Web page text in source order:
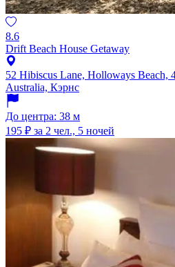
8.6
Drift Beach House Getaway
52 Hibiscus Lane, Holloways Beach,
Australia, Кэрнс
До центра: 38 м
195 ₽ за 2 чел., 5 ночей